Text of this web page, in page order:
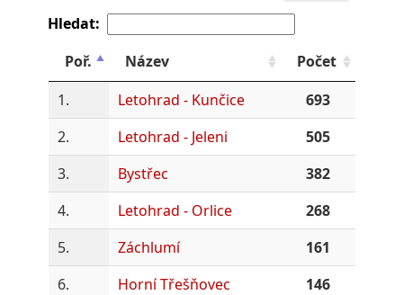
Hledat:
Poř.
Název
Počet
1.
Letohrad - Kunčice
693
2.
Letohrad - Jeleni
505
3.
Bystřec
382
4.
Letohrad - Orlice
268
5.
Záchlumí
161
6.
Horní Třešňovec
146